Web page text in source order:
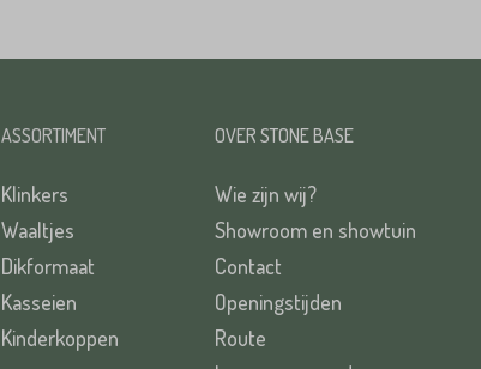
ASSORTIMENT
Klinkers
Waaltjes
Dikformaat
Kasseien
Kinderkoppen
OVER STONE BASE
Wie zijn wij?
Showroom en showtuin
Contact
Openingstijden
Route